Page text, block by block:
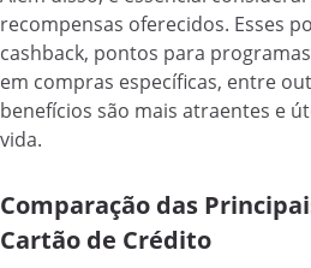
recompensas oferecidos. Esses
cashback, pontos para
em compras específicas, entre
benefícios são mais atraentes e
vida.
Comparação das
Cartão de Crédito